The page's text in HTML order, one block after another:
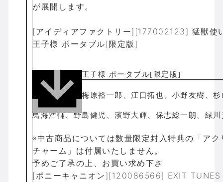
が展開します。
[アイディアファクトリー][177002123] 猛獣使
王子様 ポータブル[限定版]
【CAST】
浅沼晋太郎、梅原裕一郎、江口拓也、小野友樹、
鳥海浩輔、野島健児、濱野大輝、保志総一朗、緑川
※中古商品については数量限定封入特典の「アク
チャーム」は付属いたしません。
予めご了承の上、お買い求め下さ
[ポニーキャニオン][120086566] EXIT TUNES